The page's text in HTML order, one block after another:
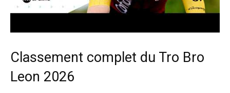
Classement complet du Tro Bro
Leon 2026